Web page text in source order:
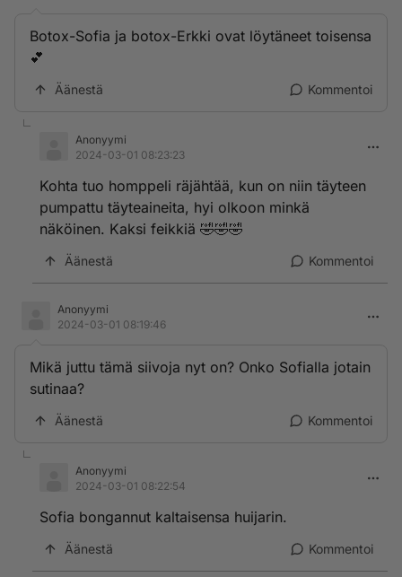
Botox-Sofia ja botox-Erkki ovat löytäneet toisensa
💕
Äänestä Kommentoi
Anonyymi
2024-03-01 08:23:23
Kohta tuo homppeli räjähtää, kun on niin täyteen
pumpattu täyteaineita, hyi olkoon minkä
näköinen. Kaksi feikkiä 🤣🤣🤣
Äänestä Kommentoi
Anonyymi
2024-03-01 08:19:46
Mikä juttu tämä siivoja nyt on? Onko Sofialla jotain
sutinaa?
Äänestä Kommentoi
Anonyymi
2024-03-01 08:22:54
Sofia bongannut kaltaisensa huijarin.
Äänestä Kommentoi